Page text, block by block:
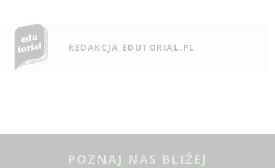
REDAKCJA EDUTORIAL.PL
POZNAJ NAS BLIŻEJ